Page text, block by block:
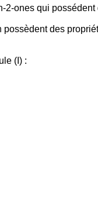
ones qui
des
(I) :